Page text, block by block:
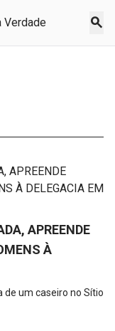
search
APREENDE
À
um caseiro no Sítio